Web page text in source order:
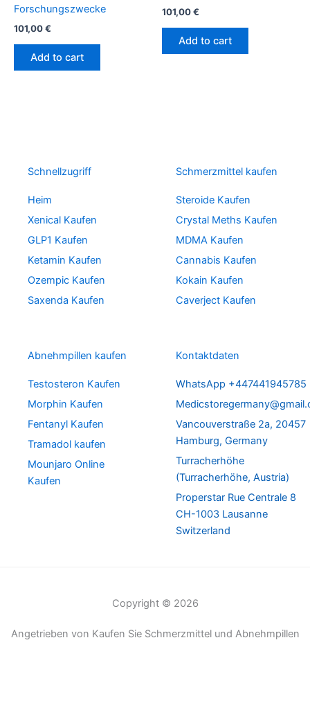
Forschungszwecke
101,00€
Add to cart
101,00€
Add to cart
Schnellzugriff
Heim
Xenical Kaufen
GLP1 Kaufen
Ketamin Kaufen
Ozempic Kaufen
Saxenda Kaufen
Schmerzmittel kaufen
Steroide Kaufen
Crystal Meths Kaufen
MDMA Kaufen
Cannabis Kaufen
Kokain Kaufen
Caverject Kaufen
Abnehmpillen kaufen
Testosteron Kaufen
Morphin Kaufen
Fentanyl Kaufen
Tramadol kaufen
Mounjaro Online
Kaufen
Kontaktdaten
WhatsApp +447441945785
Vancouverstraße 2a, 20457
Hamburg, Germany
Turracherhöhe
(Turracherhöhe, Austria)
Properstar Rue Centrale 8
CH-1003 Lausanne
Switzerland
Copyright © 2026
Angetrieben von Kaufen Sie Schmerzmittel und Abnehmpillen